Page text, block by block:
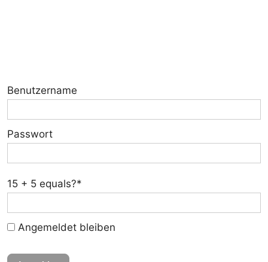
Benutzername
Passwort
15 + 5 equals?*
Angemeldet bleiben